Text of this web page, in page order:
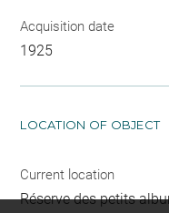
Acquisition date
1925
LOCATION OF OBJECT
Current location
Réserve des petits